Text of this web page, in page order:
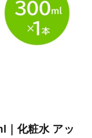
｜化粧水 アッ